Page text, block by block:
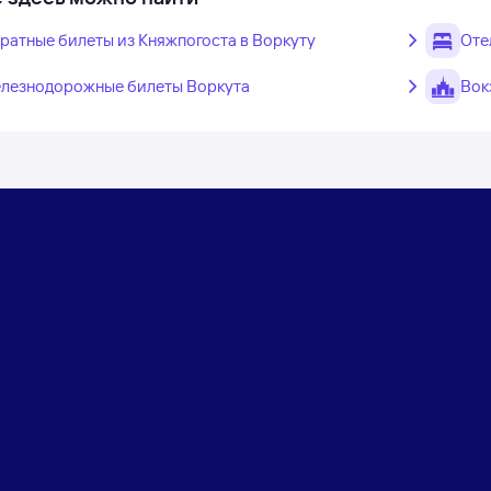
билеты из Княжпогоста в Воркуту
билеты Воркута